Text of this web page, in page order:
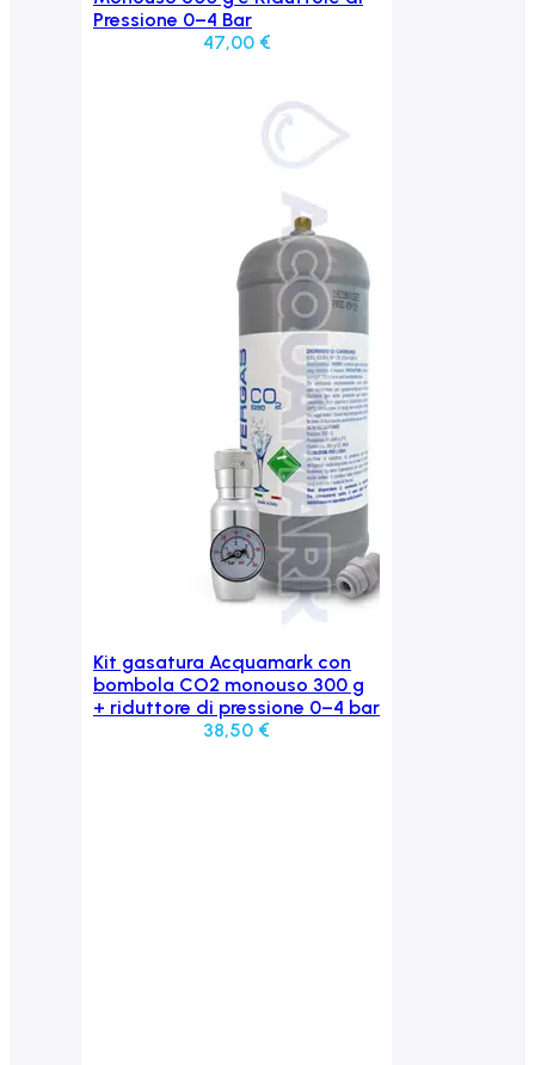
Pressione 0–4 Bar
47,00 €
Aggiungi al carrello
Kit gasatura Acquamark con
bombola CO2 monouso 300 g
+ riduttore di pressione 0–4 bar
38,50 €